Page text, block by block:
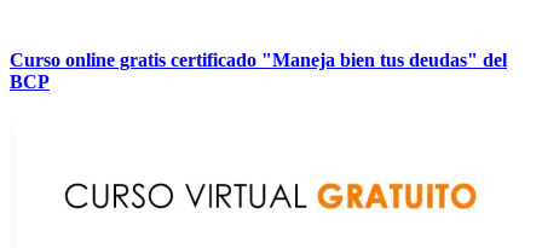
Curso online gratis certificado "Maneja bien tus deudas" del
BCP